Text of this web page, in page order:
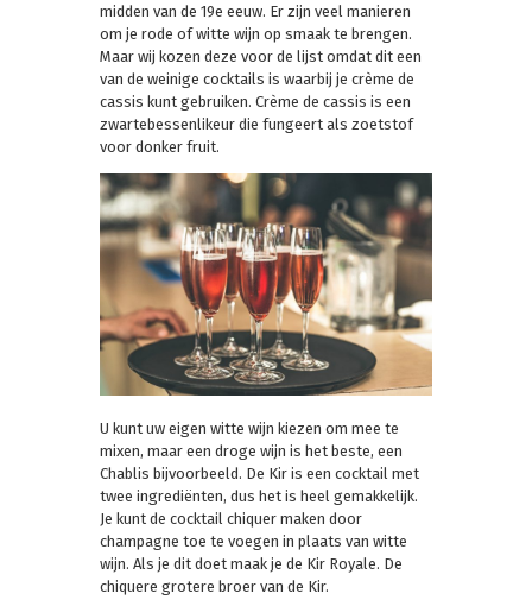
midden van de 19e eeuw. Er zijn veel manieren
om je rode of witte wijn op smaak te brengen.
Maar wij kozen deze voor de lijst omdat dit een
van de weinige cocktails is waarbij je crème de
cassis kunt gebruiken. Crème de cassis is een
zwartebessenlikeur die fungeert als zoetstof
voor donker fruit.
U kunt uw eigen witte wijn kiezen om mee te
mixen, maar een droge wijn is het beste, een
Chablis bijvoorbeeld. De Kir is een cocktail met
twee ingrediënten, dus het is heel gemakkelijk.
Je kunt de cocktail chiquer maken door
champagne toe te voegen in plaats van witte
wijn. Als je dit doet maak je de Kir Royale. De
chiquere grotere broer van de Kir.